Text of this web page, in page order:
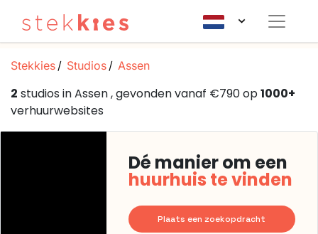
Stekkies Studios Assen
2 studios in Assen , gevonden vanaf €790 op1000+
verhuurwebsites
Dé manier om een
huurhuis te vinden
Plaats een zoekopdracht